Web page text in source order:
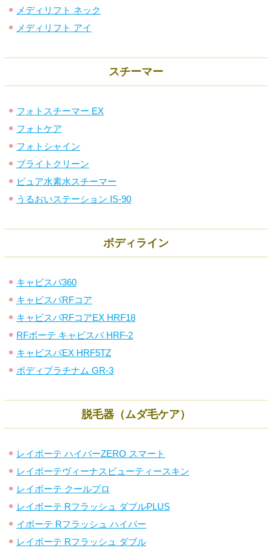
メディリフト ネック
メディリフト アイ
スチーマー
フォトスチーマー EX
フォトケア
フォトシャイン
ブライトクリーン
ピュア水素水スチーマー
うるおいステーション IS-90
ボディライン
キャビスパ360
キャビスパRFコア
キャビスパRFコアEX HRF18
RFボーテ キャビスパ HRF-2
キャビスパEX HRF5TZ
ボディプラチナム GR-3
脱毛器（ムダ毛ケア）
レイボーテ ハイパーZERO スマート
レイボーテヴィーナスビューティースキン
レイボーテ クールプロ
レイボーテ Rフラッシュ ダブルPLUS
イボーテ Rフラッシュ ハイパー
レイボーテ Rフラッシュ ダブル